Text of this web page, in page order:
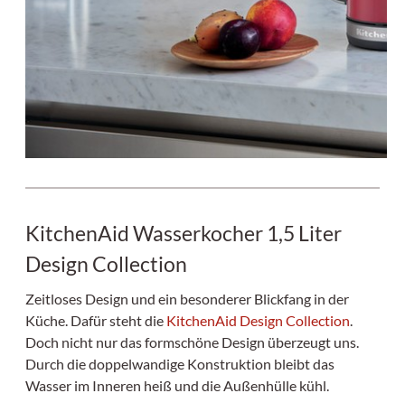
KitchenAid Wasserkocher 1,5 Liter
Design Collection
Zeitloses Design und ein besonderer Blickfang in der
Küche. Dafür steht die KitchenAid Design Collection.
Doch nicht nur das formschöne Design überzeugt uns.
Durch die doppelwandige Konstruktion bleibt das
Wasser im Inneren heiß und die Außenhülle kühl.